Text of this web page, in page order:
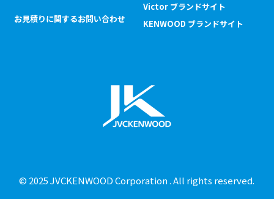
お見積りに関するお問い合わせ
Victor ブランドサイト
KENWOOD ブランドサイト
© 2025 JVCKENWOOD Corporation . All rights reserved.